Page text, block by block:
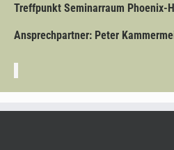
Treffpunkt Seminarraum Phoenix-
Ansprechpartner: Peter